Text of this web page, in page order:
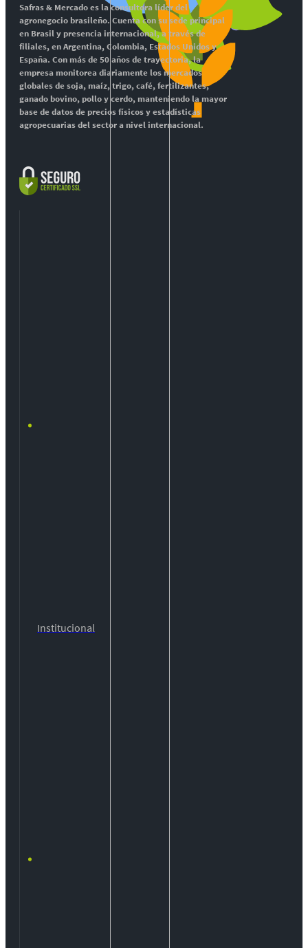
Safras & Mercado es la consultora líder del
agronegocio brasileño. Cuenta con su sede principal
en Brasil y presencia internacional, a través de
filiales, en Argentina, Colombia, Estados Unidos y
España. Con más de 50 años de trayectoria, la
empresa monitorea diariamente los mercados
globales de soja, maíz, trigo, café, fertilizantes,
ganado bovino, pollo y cerdo, manteniendo la mayor
base de datos de precios físicos y estadísticas
agropecuarias del sector a nivel internacional.
Institucional